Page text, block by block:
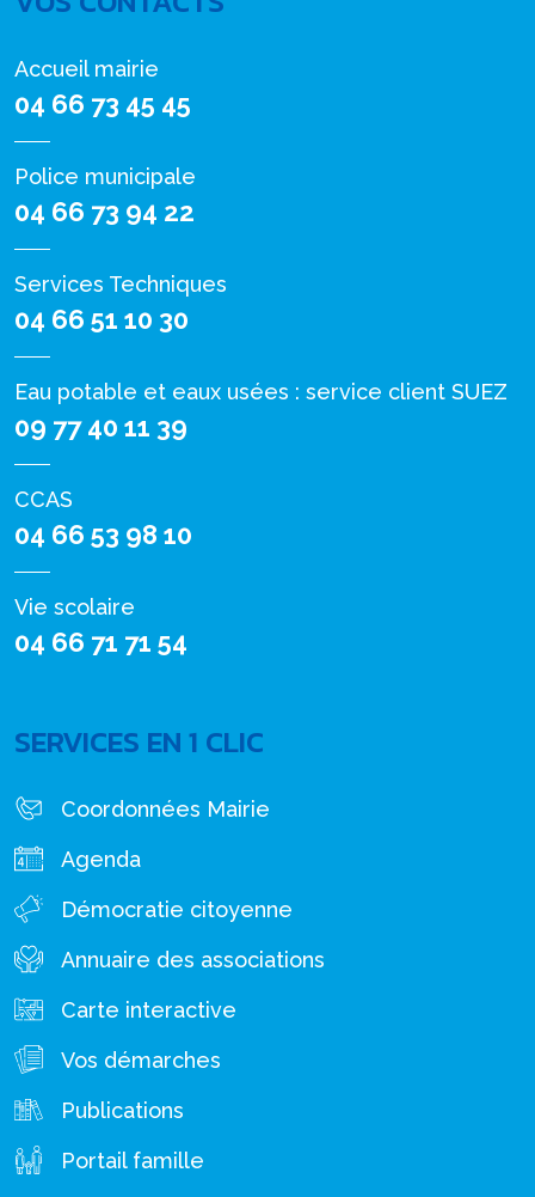
Accueil mairie
04 66 73 45 45
Police municipale
04 66 73 94 22
Services Techniques
04 66 51 10 30
Eau potable et eaux usées : service client SUEZ
09 77 40 11 39
CCAS
04 66 53 98 10
Vie scolaire
04 66 71 71 54
SERVICES EN 1 CLIC
Coordonnées Mairie
Agenda
Démocratie citoyenne
Annuaire des associations
Carte interactive
Vos démarches
Publications
Portail famille